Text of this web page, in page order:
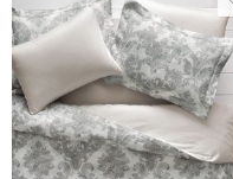
10,755₽–17,716₽
1,5 СПАЛЬНЫЙ